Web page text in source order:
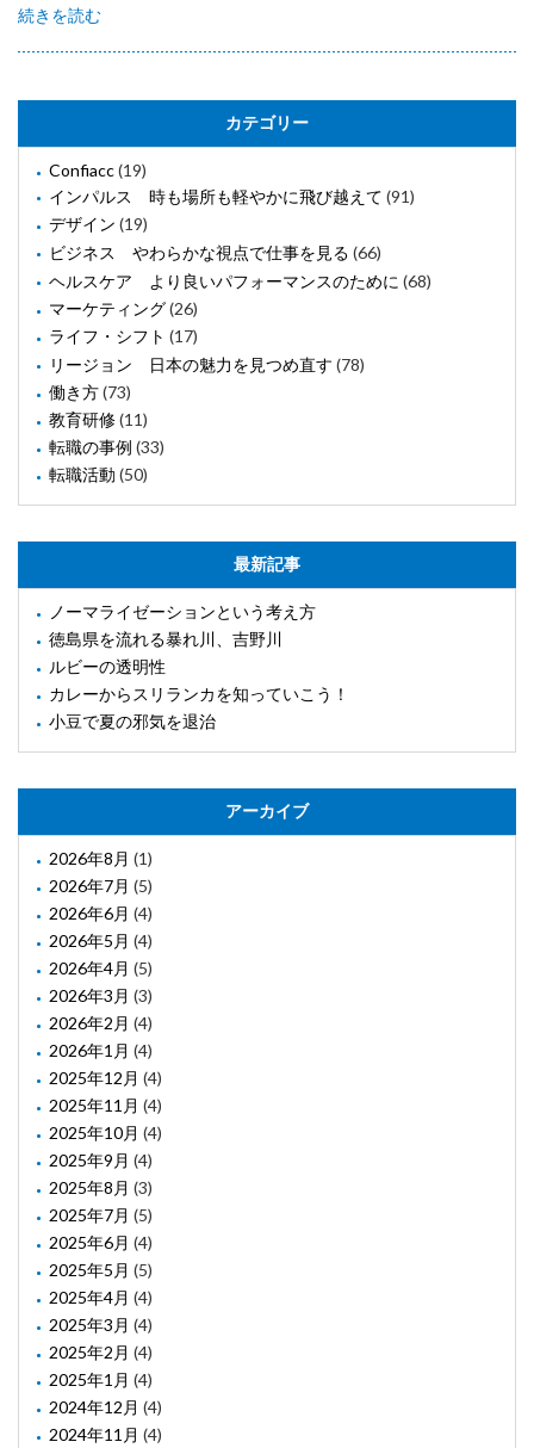
続きを読む
カテゴリー
Confiacc(19)
インパルス 時も場所も軽やかに飛び越えて (91)
デザイン (19)
ビジネス やわらかな視点で仕事を見る (66)
ヘルスケア より良いパフォーマンスのために (68)
マーケティング(26)
ライフ・シフト (17)
リージョン 日本の魅力を見つめ直す (78)
働き方(73)
教育研修(11)
転職の事例 (33)
転職活動 (50)
最新記事
ノーマライゼーションという考え方
徳島県を流れる暴れ川、吉野川
ルビーの透明性
カレーからスリランカを知っていこう！
小豆で夏の邪気を退治
アーカイブ
2026年8月 (1)
2026年7月 (5)
2026年6月 (4)
2026年5月 (4)
2026年4月 (5)
2026年3月 (3)
2026年2月 (4)
2026年1月 (4)
2025年12月 (4)
2025年11月 (4)
2025年10月 (4)
2025年9月 (4)
2025年8月 (3)
2025年7月 (5)
2025年6月 (4)
2025年5月 (5)
2025年4月 (4)
2025年3月 (4)
2025年2月 (4)
2025年1月 (4)
2024年12月 (4)
2024年11月 (4)